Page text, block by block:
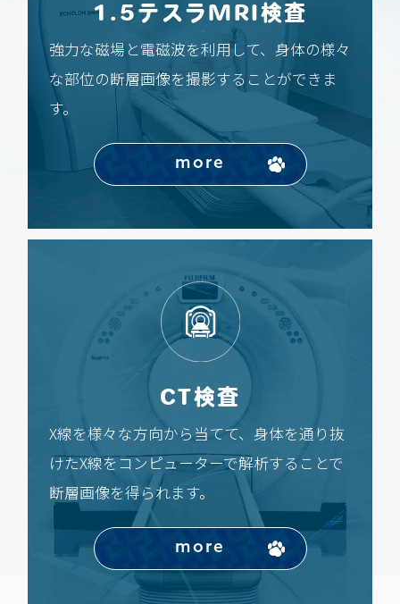
1.5テスラMRI検査
強力な磁場と電磁波を利用して、身体の様々
な部位の断層画像を撮影することができま
す。
more
CT検査
X線を様々な方向から当てて、身体を通り抜
けたX線をコンピューターで解析することで
断層画像を得られます。
more